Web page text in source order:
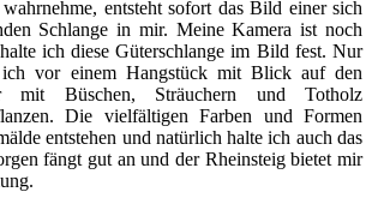
entsteht sofort das Bild einer sich
Schlange in mir. Meine Kamera ist noch
ich diese Güterschlange im Bild fest. Nur
ich vor einem Hangstück mit Blick auf den
mit Büschen, Sträuchern und Totholz
Die vielfältigen Farben und Formen
entstehen und natürlich halte ich auch das
fängt gut an und der Rheinsteig bietet mir